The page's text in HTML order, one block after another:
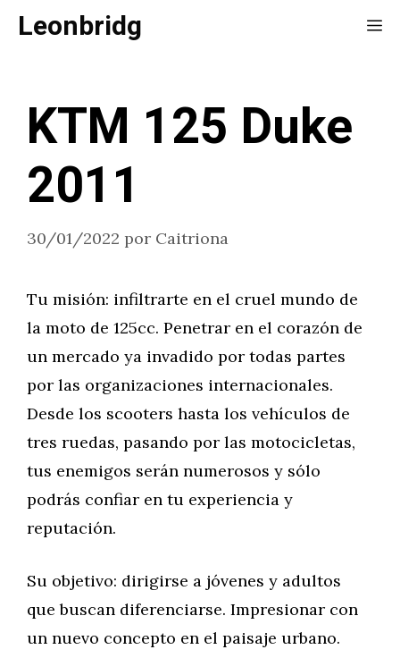
SaltarLeonbridg
KTM 125 Duke
2011
30/01/2022 por Caitriona
Tu misión: infiltrarte en el cruel mundo de
la moto de 125cc. Penetrar en el corazón de
un mercado ya invadido por todas partes
por las organizaciones internacionales.
Desde los scooters hasta los vehículos de
tres ruedas, pasando por las motocicletas,
tus enemigos serán numerosos y sólo
podrás confiar en tu experiencia y
reputación.
Su objetivo: dirigirse a jóvenes y adultos
que buscan diferenciarse. Impresionar con
un nuevo concepto en el paisaje urbano.